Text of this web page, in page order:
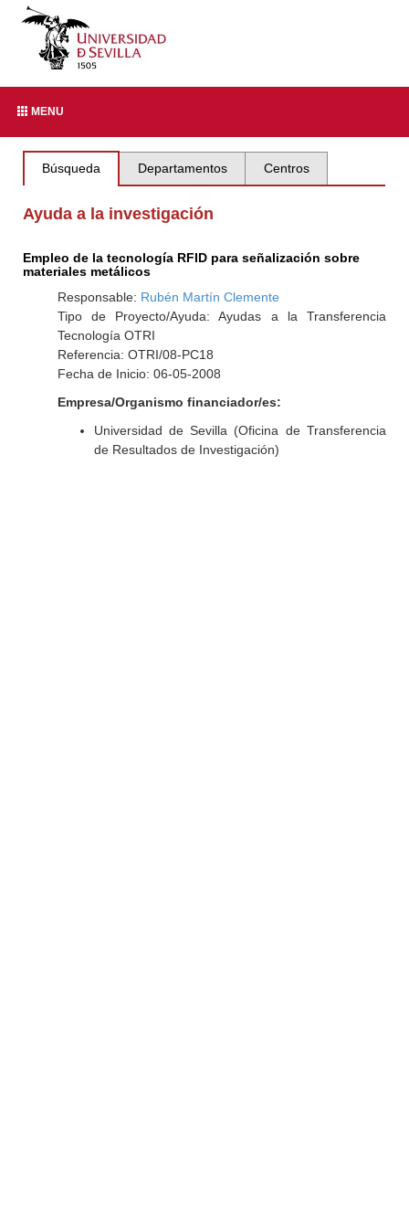
MENU
Búsqueda Departamentos Centros
Ayuda a la investigación
Empleo de la tecnología RFID para señalización sobre
materiales metálicos
Responsable: Rubén Martín Clemente
Tipo de Proyecto/Ayuda: Ayudas a la Transferencia
Tecnología OTRI
Referencia: OTRI/08-PC18
Fecha de Inicio: 06-05-2008
Empresa/Organismo financiador/es:
Universidad de Sevilla (Oficina de Transferencia
de Resultados de Investigación)